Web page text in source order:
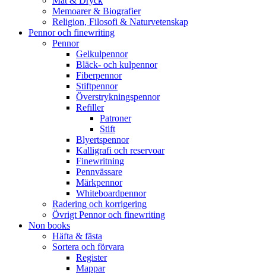
Memoarer & Biografier
Religion, Filosofi & Naturvetenskap
Pennor och finewriting
Pennor
Gelkulpennor
Bläck- och kulpennor
Fiberpennor
Stiftpennor
Överstrykningspennor
Refiller
Patroner
Stift
Blyertspennor
Kalligrafi och reservoar
Finewritning
Pennvässare
Märkpennor
Whiteboardpennor
Radering och korrigering
Övrigt Pennor och finewriting
Non books
Häfta & fästa
Sortera och förvara
Register
Mappar